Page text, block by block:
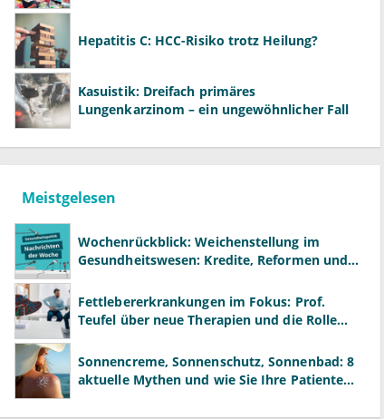
Hepatitis C: HCC-Risiko trotz Heilung?
Kasuistik: Dreifach primäres
Lungenkarzinom – ein ungewöhnlicher Fall
Meistgelesen
Wochenrückblick: Weichenstellung im
Gesundheitswesen: Kredite, Reformen und
Fettlebererkrankungen im Fokus: Prof.
Teufel über neue Therapien und die Rolle
Sonnencreme, Sonnenschutz, Sonnenbad: 8
aktuelle Mythen und wie Sie Ihre Patienten